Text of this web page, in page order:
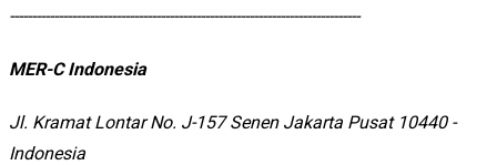
-------------------------------------------------------------------------------
MER-C Indonesia
Jl. Kramat Lontar No. J-157 Senen Jakarta Pusat 10440 -
Indonesia